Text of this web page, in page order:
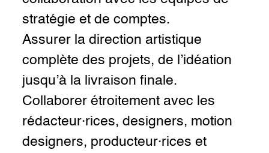
stratégie et de comptes.
Assurer la direction artistique
complète des projets, de l’idéation
jusqu’à la livraison finale.
Collaborer étroitement avec les
rédacteur·rices, designers, motion
designers, producteur·rices et